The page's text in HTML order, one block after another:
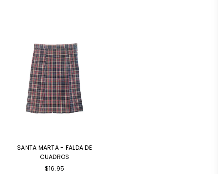
SANTA MARTA - FALDA DE
CUADROS
$16.95